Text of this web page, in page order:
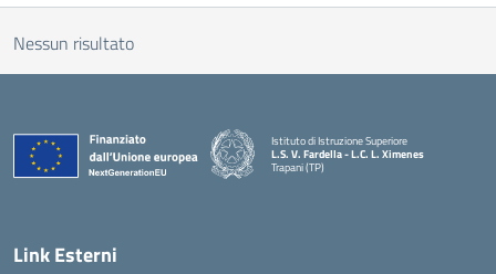
Nessun risultato
Istituto di Istruzione Superiore
L.S. V. Fardella - L.C. L. Ximenes
Trapani (TP)
Link Esterni